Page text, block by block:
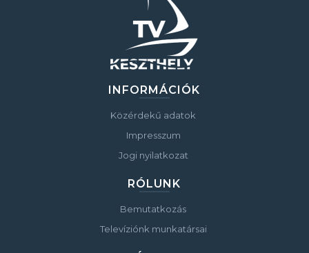
INFORMÁCIÓK
Közérdekű adatok
Impresszum
Jogi nyilatkozat
RÓLUNK
Bemutatkozás
Televíziónk munkatársai